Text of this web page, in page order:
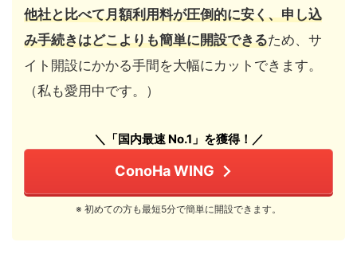
他社と比べて月額利用料が圧倒的に安く、申し込
み手続きはどこよりも簡単に開設できるため、サ
イト開設にかかる手間を大幅にカットできます。
（私も愛用中です。）
＼「国内最速 No.1」を獲得！／
ConoHa WING
※ 初めての方も最短5分で簡単に開設できます。